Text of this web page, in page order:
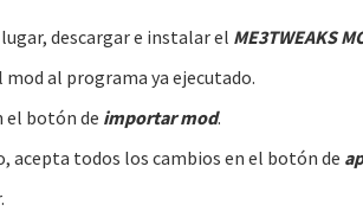
descargar e instalar el ME3TWEAKS
al programa ya ejecutado.
el botón de importar mod.
acepta todos los cambios en el botón de